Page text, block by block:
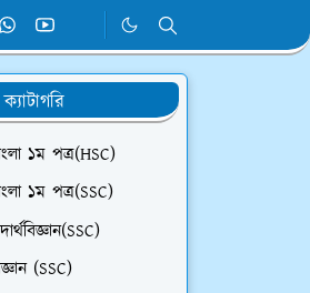
১ম পত্র(HSC)
১ম পত্র(SSC)
(SSC)